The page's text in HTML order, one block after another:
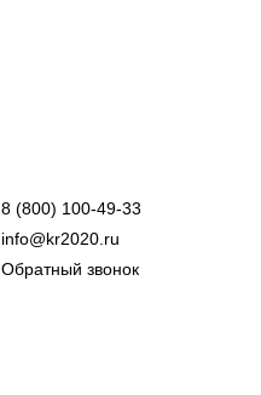
8 (800) 100-49-33
info@kr2020.ru
Обратный звонок